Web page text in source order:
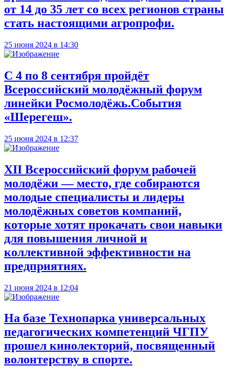
от 14 до 35 лет со всех регионов страны
стать настоящими агропрофи.
25 июня 2024 в 14:30
С 4 по 8 сентября пройдёт
Всероссийский молодёжный форум
линейки Росмолодёжь.События
«Шерегеш».
25 июня 2024 в 12:37
XII Всероссийский форум рабочей
молодёжи — место, где собираются
молодые специалисты и лидеры
молодёжных советов компаний,
которые хотят прокачать свои навыки
для повышения личной и
коллективной эффективности на
предприятиях.
21 июня 2024 в 12:04
На базе Технопарка универсальных
педагогических компетенций ЧГПУ
прошел кинолекторий, посвященный
волонтерству в спорте.